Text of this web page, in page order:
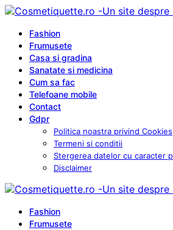
Fashion
Frumusete
Casa si gradina
Sanatate si medicina
Cum sa fac
Telefoane mobile
Contact
Gdpr
Politica noastra privind Cookies
Termeni si conditii
Stergerea datelor cu caracter
Disclaimer
Fashion
Frumusete